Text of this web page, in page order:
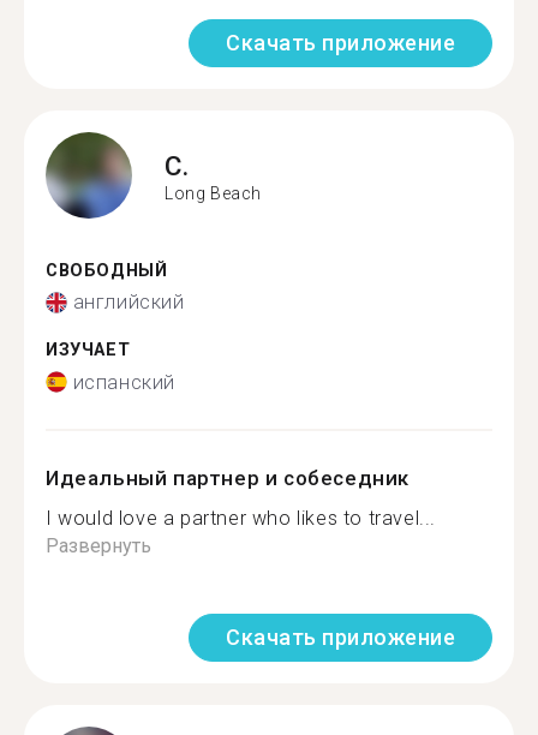
Скачать приложение
C.
Long Beach
СВОБОДНЫЙ
английский
ИЗУЧАЕТ
испанский
Идеальный партнер и собеседник
I would love a partner who likes to travel...
Развернуть
Скачать приложение